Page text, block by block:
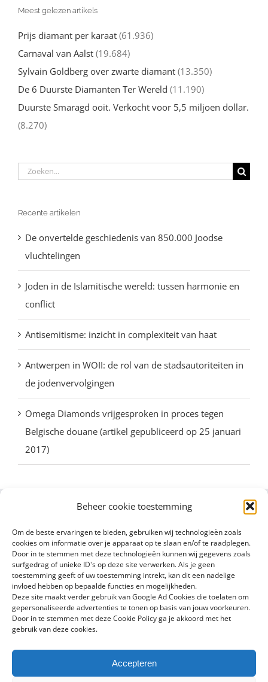
Beheer cookie toestemming
Om de beste ervaringen te bieden, gebruiken wij technologieën zoals
cookies om informatie over je apparaat op te slaan en/of te raadplegen.
Door in te stemmen met deze technologieën kunnen wij gegevens zoals
surfgedrag of unieke ID's op deze site verwerken. Als je geen
toestemming geeft of uw toestemming intrekt, kan dit een nadelige
invloed hebben op bepaalde functies en mogelijkheden.
Deze site maakt verder gebruik van Google Ad Cookies die toelaten om
gepersonaliseerde advertenties te tonen op basis van jouw voorkeuren.
Door in te stemmen met deze Cookie Policy ga je akkoord met het
gebruik van deze cookies.
Accepteren
Meest gelezen artikels
Prijs diamant per karaat (61.936)
Carnaval van Aalst (19.684)
Sylvain Goldberg over zwarte diamant (13.350)
De 6 Duurste Diamanten Ter Wereld (11.190)
Duurste Smaragd ooit. Verkocht voor 5,5 miljoen dollar.
(8.270)
Zoeken
Recente artikelen
De onvertelde geschiedenis van 850.000 Joodse
vluchtelingen
Joden in de Islamitische wereld: tussen harmonie en
conflict
Antisemitisme: inzicht in complexiteit van haat
Antwerpen in WOII: de rol van de stadsautoriteiten in
de jodenvervolgingen
Omega Diamonds vrijgesproken in proces tegen
Belgische douane (artikel gepubliceerd op 25 januari
2017)